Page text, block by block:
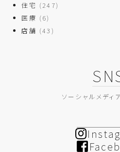
住宅 (247)
医療 (6)
店舗 (43)
ソーシャルメディ